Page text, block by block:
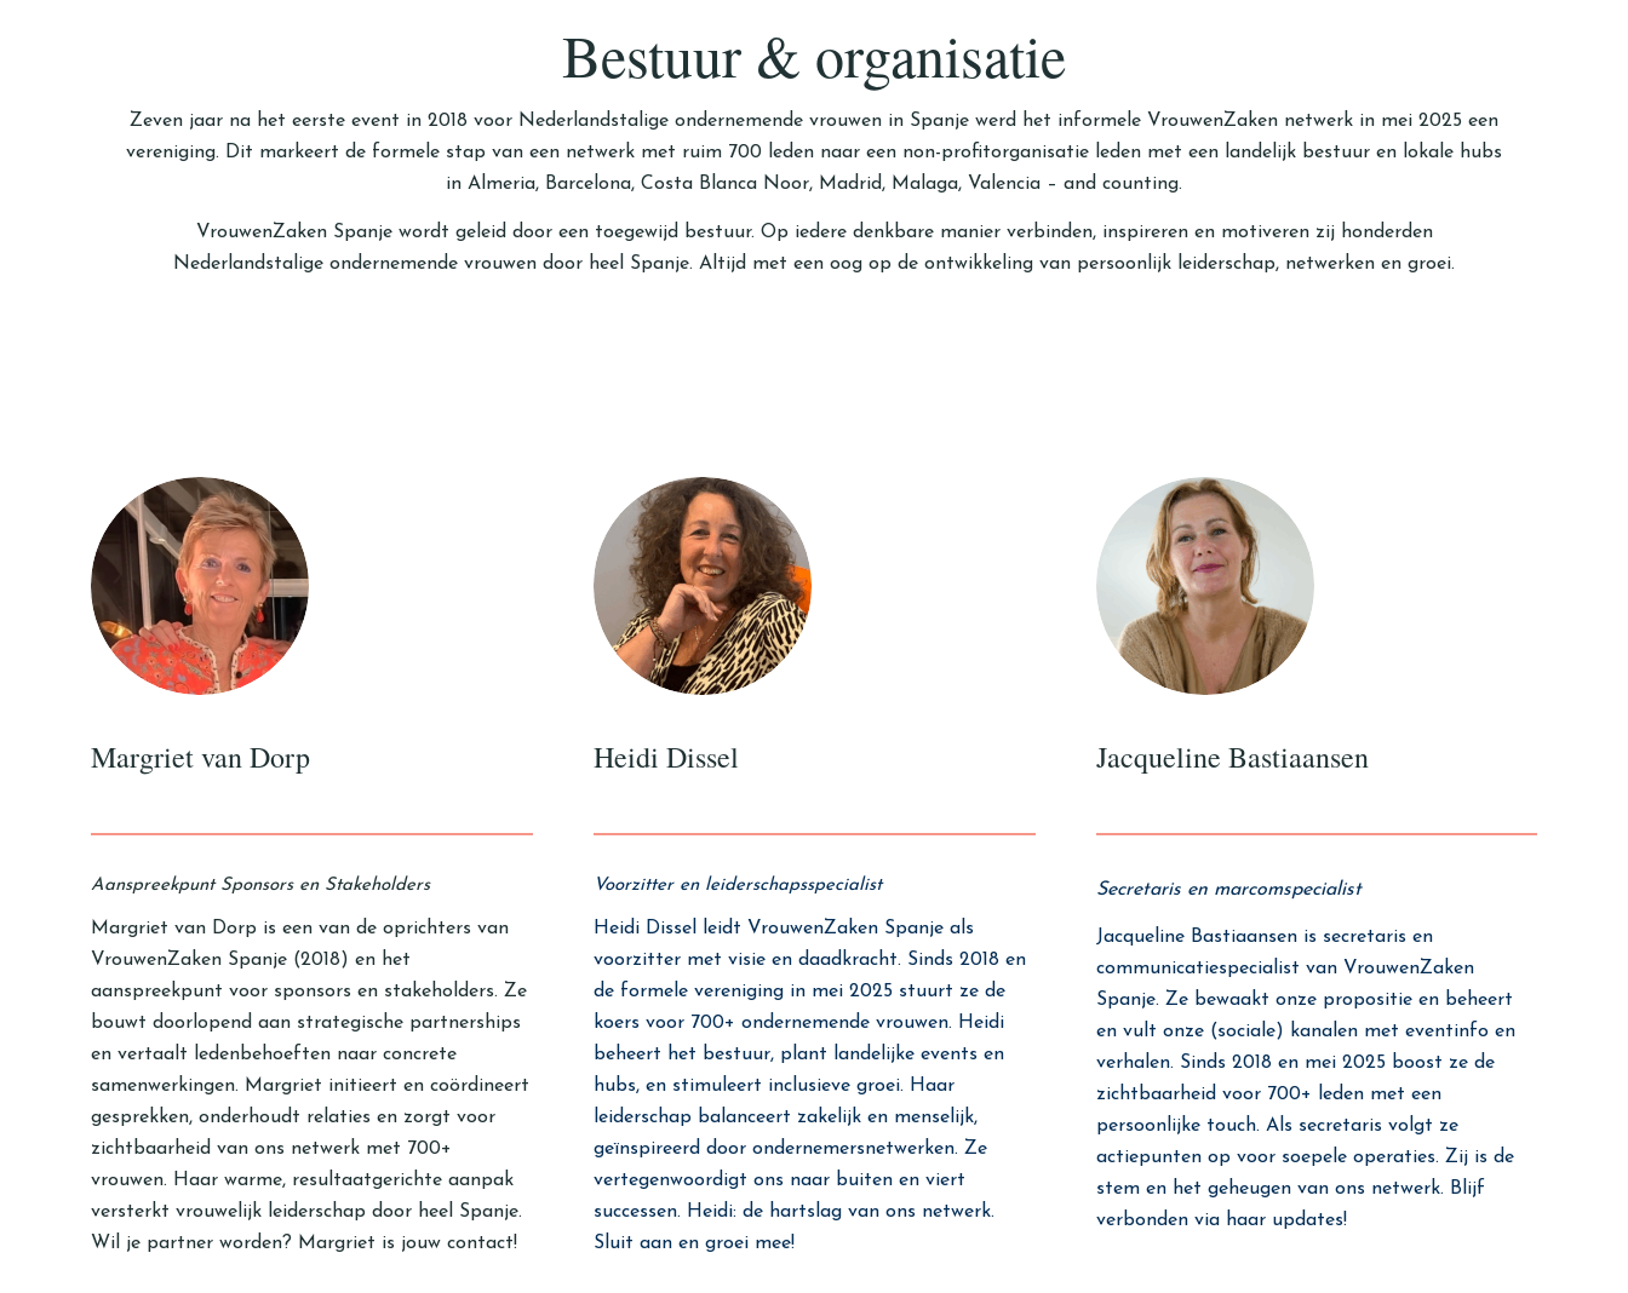
Bestuur & organisatie
Zeven jaar na het eerste event in 2018 voor Nederlandstalige ondernemende vrouwen in Spanje werd het informele VrouwenZaken netwerk in mei 2025 een
vereniging. Dit markeert de formele stap van een netwerk met ruim 700 leden naar een non-profitorganisatie leden met een landelijk bestuur en lokale hubs
in Almeria, Barcelona, Costa Blanca Noor, Madrid, Malaga, Valencia – and counting.
VrouwenZaken Spanje wordt geleid door een toegewijd bestuur. Op iedere denkbare manier verbinden, inspireren en motiveren zij honderden
Nederlandstalige ondernemende vrouwen door heel Spanje. Altijd met een oog op de ontwikkeling van persoonlijk leiderschap, netwerken en groei.
Margriet van Dorp
Aanspreekpunt Sponsors en Stakeholders
Margriet van Dorp is een van de oprichters van
VrouwenZaken Spanje (2018) en het
aanspreekpunt voor sponsors en stakeholders. Ze
bouwt doorlopend aan strategische partnerships
en vertaalt ledenbehoeften naar concrete
samenwerkingen. Margriet initieert en coördineert
gesprekken, onderhoudt relaties en zorgt voor
zichtbaarheid van ons netwerk met 700+
vrouwen. Haar warme, resultaatgerichte aanpak
versterkt vrouwelijk leiderschap door heel Spanje.
Wil je partner worden? Margriet is jouw contact!
Heidi Dissel
Voorzitter en leiderschapsspecialist
Heidi Dissel leidt VrouwenZaken Spanje als
voorzitter met visie en daadkracht. Sinds 2018 en
de formele vereniging in mei 2025 stuurt ze de
koers voor 700+ ondernemende vrouwen. Heidi
beheert het bestuur, plant landelijke events en
hubs, en stimuleert inclusieve groei. Haar
leiderschap balanceert zakelijk en menselijk,
geïnspireerd door ondernemersnetwerken. Ze
vertegenwoordigt ons naar buiten en viert
successen. Heidi: de hartslag van ons netwerk.
Sluit aan en groei mee!
Jacqueline Bastiaansen
Secretaris en marcomspecialist
Jacqueline Bastiaansen is secretaris en
communicatiespecialist van VrouwenZaken
Spanje. Ze bewaakt onze propositie en beheert
en vult onze (sociale) kanalen met eventinfo en
verhalen. Sinds 2018 en mei 2025 boost ze de
zichtbaarheid voor 700+ leden met een
persoonlijke touch. Als secretaris volgt ze
actiepunten op voor soepele operaties. Zij is de
stem en het geheugen van ons netwerk. Blijf
verbonden via haar updates!